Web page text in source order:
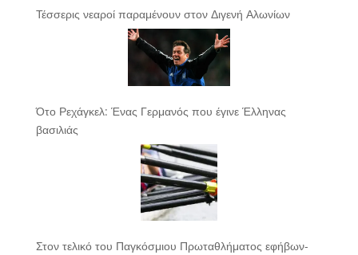
Τέσσερις νεαροί παραμένουν στον Διγενή Αλωνίων
Ότο Ρεχάγκελ: Ένας Γερμανός που έγινε Έλληνας
βασιλιάς
Στον τελικό του Παγκόσμιου Πρωταθλήματος εφήβων-